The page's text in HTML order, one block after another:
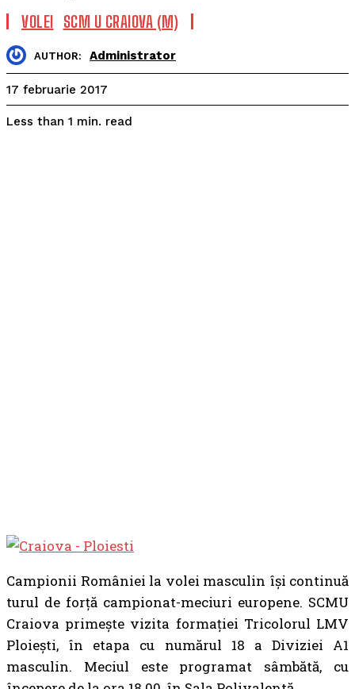
VOLEI SCM U CRAIOVA (M)
AUTHOR: Administrator
17 februarie 2017
Less than 1 min. read
Campionii României la volei masculin își continuă
turul de forță campionat-meciuri europene. SCMU
Craiova primește vizita formației Tricolorul LMV
Ploiești, în etapa cu numărul 18 a Diviziei A1
masculin. Meciul este programat sâmbătă, cu